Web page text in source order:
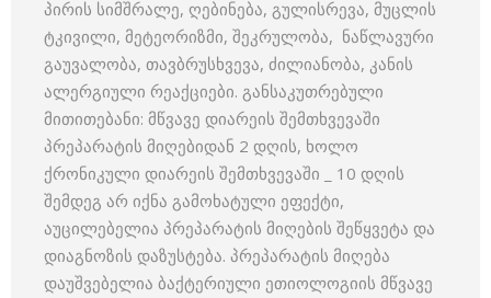
პირის სიმშრალე, ღებინება, გულისრევა, მუცლის
ტკივილი, მეტეორიზმი, შეკრულობა, ნაწლავური
გაუვალობა, თავბრუსხვევა, ძილიანობა, კანის
ალერგიული რეაქციები. განსაკუთრებული
მითითებანი: მწვავე დიარეის შემთხვევაში
პრეპარატის მიღებიდან 2 დღის, ხოლო
ქრონიკული დიარეის შემთხვევაში _ 10 დღის
შემდეგ არ იქნა გამოხატული ეფექტი,
აუცილებელია პრეპარატის მიღების შეწყვეტა და
დიაგნოზის დაზუსტება. პრეპარატის მიღება
დაუშვებელია ბაქტერიული ეთიოლოგიის მწვავე